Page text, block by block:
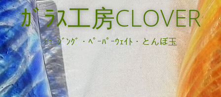
ｶﾞﾗｽ工房CLOVER
ﾋｭｰｼﾞﾝｸﾞ・ﾍﾟｰﾊﾟｰｳｪｲﾄ・とんぼ玉